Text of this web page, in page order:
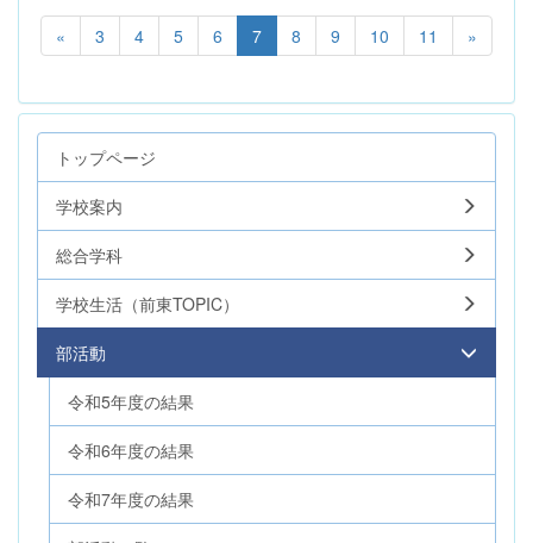
« 3 4 5 6 7 8 9 10 11 »
トップページ
学校案内
総合学科
学校生活（前東TOPIC）
部活動
令和5年度の結果
令和6年度の結果
令和7年度の結果